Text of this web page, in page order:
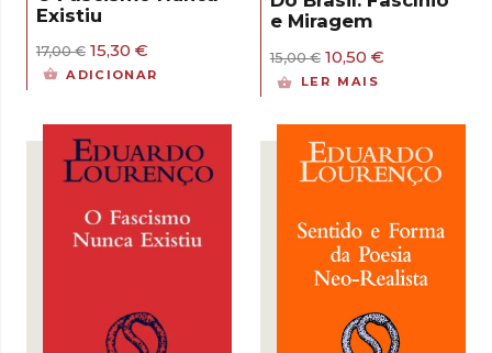
Existiu
17,00€ O
preço
17,00 €.
15,30 €
preço
15,30 €.
ADICIONAR
e Miragem
15,00€ O
preço
original
15,00 €.
10,50 €O
10,50 €.
LER MAIS